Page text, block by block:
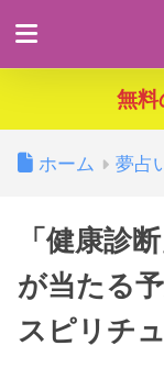
無料
ホーム 夢占
「健康診
が当たる
スピリチ